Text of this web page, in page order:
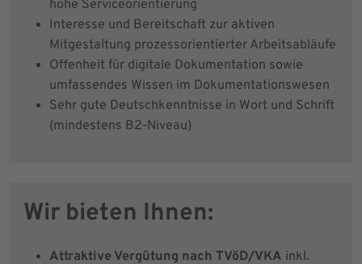
hohe Serviceorientierung
Interesse und Bereitschaft zur aktiven
Mitgestaltung prozessorientierter Arbeitsabläufe
Offenheit für digitale Dokumentation sowie
umfassendes Wissen im Dokumentationswesen
Sehr gute Deutschkenntnisse in Wort und Schrift
(mindestens B2-Niveau)
Wir bieten Ihnen:
Attraktive Vergütung nach TVöD/VKA inkl.